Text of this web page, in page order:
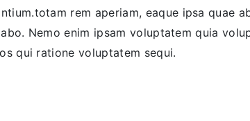
rem aperiam, eaque ipsa quae
Nemo enim ipsam voluptatem quia
qui ratione voluptatem sequi.